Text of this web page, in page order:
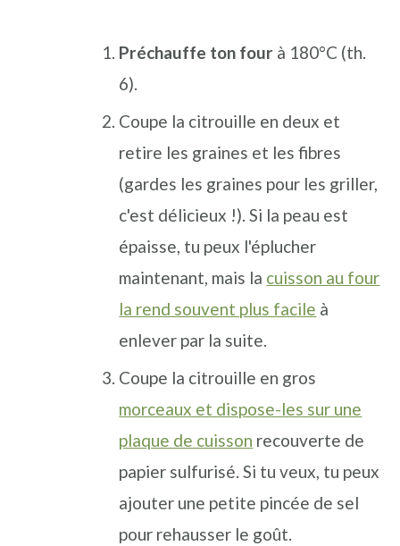
Préchauffe ton four à 180°C (th.
6).
Coupe la citrouille en deux et
retire les graines et les fibres
(gardes les graines pour les griller,
c'est délicieux !). Si la peau est
épaisse, tu peux l'éplucher
maintenant, mais la cuisson au four
la rend souvent plus facile à
enlever par la suite.
Coupe la citrouille en gros
morceaux et dispose-les sur une
plaque de cuisson recouverte de
papier sulfurisé. Si tu veux, tu peux
ajouter une petite pincée de sel
pour rehausser le goût.